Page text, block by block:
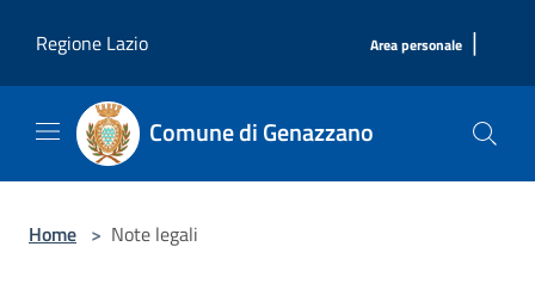
Regione Lazio
Area personale |
Comune di Genazzano
Home > Note legali